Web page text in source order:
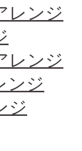
レンジ
レンジ
ンジ
ジ